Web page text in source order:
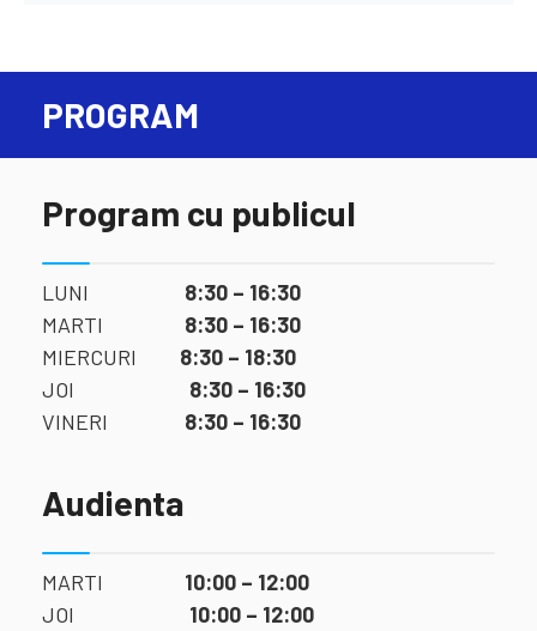
PROGRAM
Program cu publicul
LUNI 8:30 – 16:30
MARTI 8:30 – 16:30
MIERCURI 8:30 – 18:30
JOI 8:30 – 16:30
VINERI 8:30 – 16:30
Audienta
MARTI 10:00 – 12:00
JOI 10:00 – 12:00